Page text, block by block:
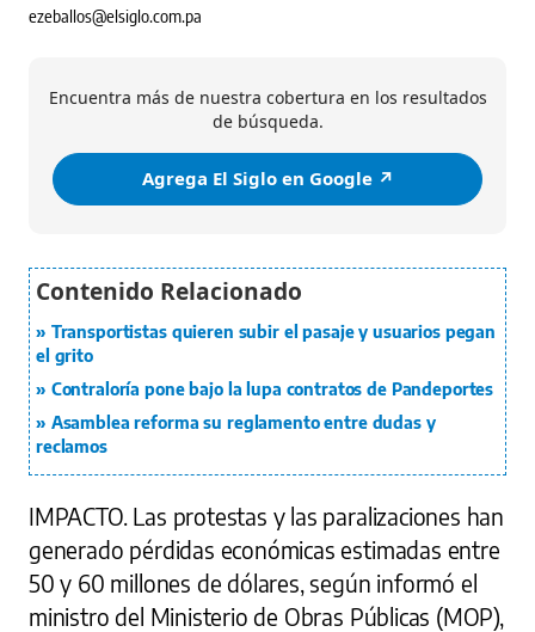
ezeballos@elsiglo.com.pa
Encuentra más de nuestra cobertura en los resultados
de búsqueda.
Agrega El Siglo en Google ↗️
Transportistas quieren subir el pasaje y usuarios pegan
el grito
Contraloría pone bajo la lupa contratos de Pandeportes
Asamblea reforma su reglamento entre dudas y
reclamos
IMPACTO. Las protestas y las paralizaciones han
generado pérdidas económicas estimadas entre
50 y 60 millones de dólares, según informó el
ministro del Ministerio de Obras Públicas (MOP),